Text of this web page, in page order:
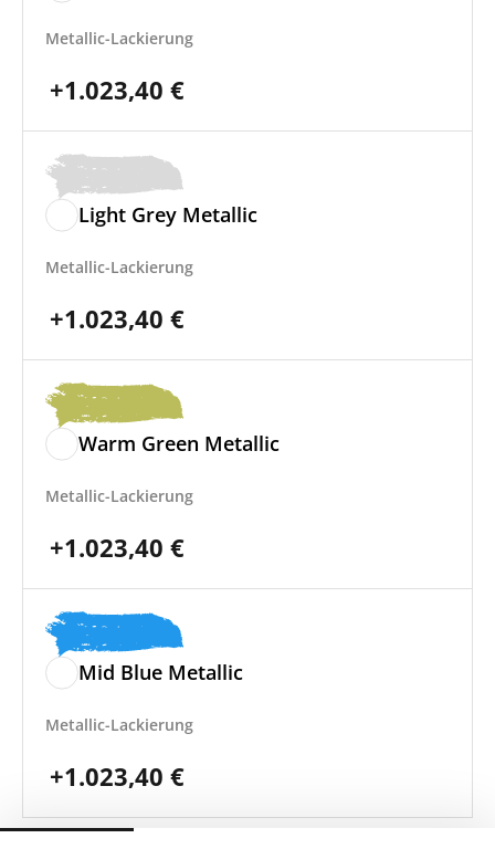
Metallic-Lackierung
+1.023,40 €
Light Grey Metallic
Metallic-Lackierung
+1.023,40 €
Warm Green Metallic
Metallic-Lackierung
+1.023,40 €
Mid Blue Metallic
Metallic-Lackierung
+1.023,40 €